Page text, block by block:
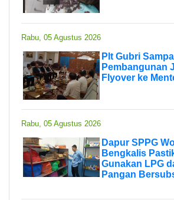
Rabu, 05 Agustus 2026
Plt Gubri
Pembangunan
Flyover ke
Rabu, 05 Agustus 2026
Dapur SPPG
Bengkalis
Gunakan LPG
Pangan